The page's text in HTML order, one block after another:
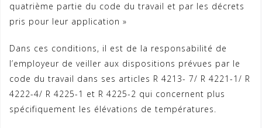
quatrième partie du code du travail et par les décrets
pris pour leur application »
Dans ces conditions, il est de la responsabilité de
l’employeur de veiller aux dispositions prévues par le
code du travail dans ses articles R 4213- 7/ R 4221-1/ R
4222-4/ R 4225-1 et R 4225-2 qui concernent plus
spécifiquement les élévations de températures.